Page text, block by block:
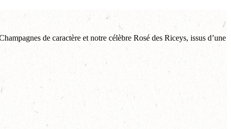
de caractère et notre célèbre Rosé des Riceys, issus d’une